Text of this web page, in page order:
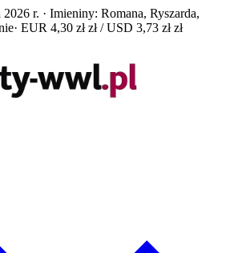
r. · Imieniny: Romana, Ryszarda,
· EUR 4,30 zł zł / USD 3,73 zł zł